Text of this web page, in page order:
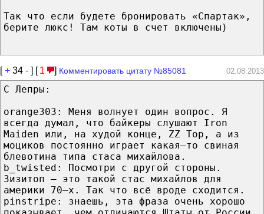
Так что если будете бронировать «Спартак»,
берите люкс! Там коты в счет включены)
[+ 34 - ] [ 1 ] Комментировать цитату №85081 02.08.2013
С Лепры:
orange303: Меня волнует один вопрос. Я
всегда думал, что байкеры слушают Iron
Maiden или, на худой конце, ZZ Top, а из
моциков постоянно играет какая–то свиная
блевотина типа стаса михайлова.
b_twisted: Посмотри с другой стороны.
Зизитоп — это такой стас михайлов для
америки 70–х. Так что всё вроде сходится.
pinstripe: знаешь, эта фраза очень хорошо